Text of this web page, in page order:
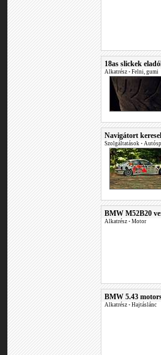
18as slickek
Alkatrész • Felni, gumi
Navigátort
Szolgáltatások •
BMW M52B20
Alkatrész • Motor
BMW 5.43
Alkatrész • Hajtáslánc